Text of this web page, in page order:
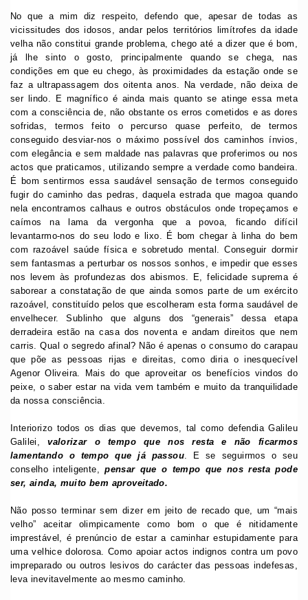
No que a mim diz respeito, defendo que, apesar de todas as
vicissitudes dos idosos, andar pelos territórios limítrofes da idade
velha não constitui grande problema, chego até a dizer que é bom,
já lhe sinto o gosto, principalmente quando se chega, nas
condições em que eu chego, às proximidades da estação onde se
faz a ultrapassagem dos oitenta anos. Na verdade, não deixa de
ser lindo. E magnífico é ainda mais quanto se atinge essa meta
com a consciência de, não obstante os erros cometidos e as dores
sofridas, termos feito o percurso quase perfeito, de termos
conseguido desviar-nos o máximo possível dos caminhos ínvios,
com elegância e sem maldade nas palavras que proferimos ou nos
actos que praticamos, utilizando sempre a verdade como bandeira.
É bom sentirmos essa saudável sensação de termos conseguido
fugir do caminho das pedras, daquela estrada que magoa quando
nela encontramos calhaus e outros obstáculos onde tropeçamos e
caímos na lama da vergonha que a povoa, ficando difícil
levantarmo-nos do seu lodo e lixo. É bom chegar à linha do bem
com razoável saúde física e sobretudo mental. Conseguir dormir
sem fantasmas a perturbar os nossos sonhos, e impedir que esses
nos levem às profundezas dos abismos. E, felicidade suprema é
saborear a constatação de que ainda somos parte de um exército
razoável, constituído pelos que escolheram esta forma saudável de
envelhecer. Sublinho que alguns dos “generais” dessa etapa
derradeira estão na casa dos noventa e andam direitos que nem
carris. Qual o segredo afinal? Não é apenas o consumo do carapau
que põe as pessoas rijas e direitas, como diria o inesquecível
Agenor Oliveira. Mais do que aproveitar os benefícios vindos do
peixe, o saber estar na vida vem também e muito da tranquilidade
da nossa consciência.
Interiorizo todos os dias que devemos, tal como defendia Galileu
Galilei,valorizar o tempo que nos resta e não ficarmos
lamentando o tempo que já passou. E se seguirmos o seu
conselho inteligente,pensar que o tempo que nos resta pode
ser, ainda, muito bem aproveitado.
Não posso terminar sem dizer em jeito de recado que, um “mais
velho” aceitar olimpicamente como bom o que é nitidamente
imprestável, é prenúncio de estar a caminhar estupidamente para
uma velhice dolorosa. Como apoiar actos indignos contra um povo
impreparado ou outros lesivos do carácter das pessoas indefesas,
leva inevitavelmente ao mesmo caminho.